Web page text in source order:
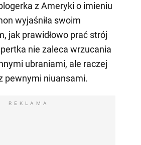
z Ameryki o imieniu
wyjaśniła swoim
jak prawidłowo prać strój
nie zaleca wrzucania
ubraniami, ale raczej
pewnymi niuansami.
REKLAMA